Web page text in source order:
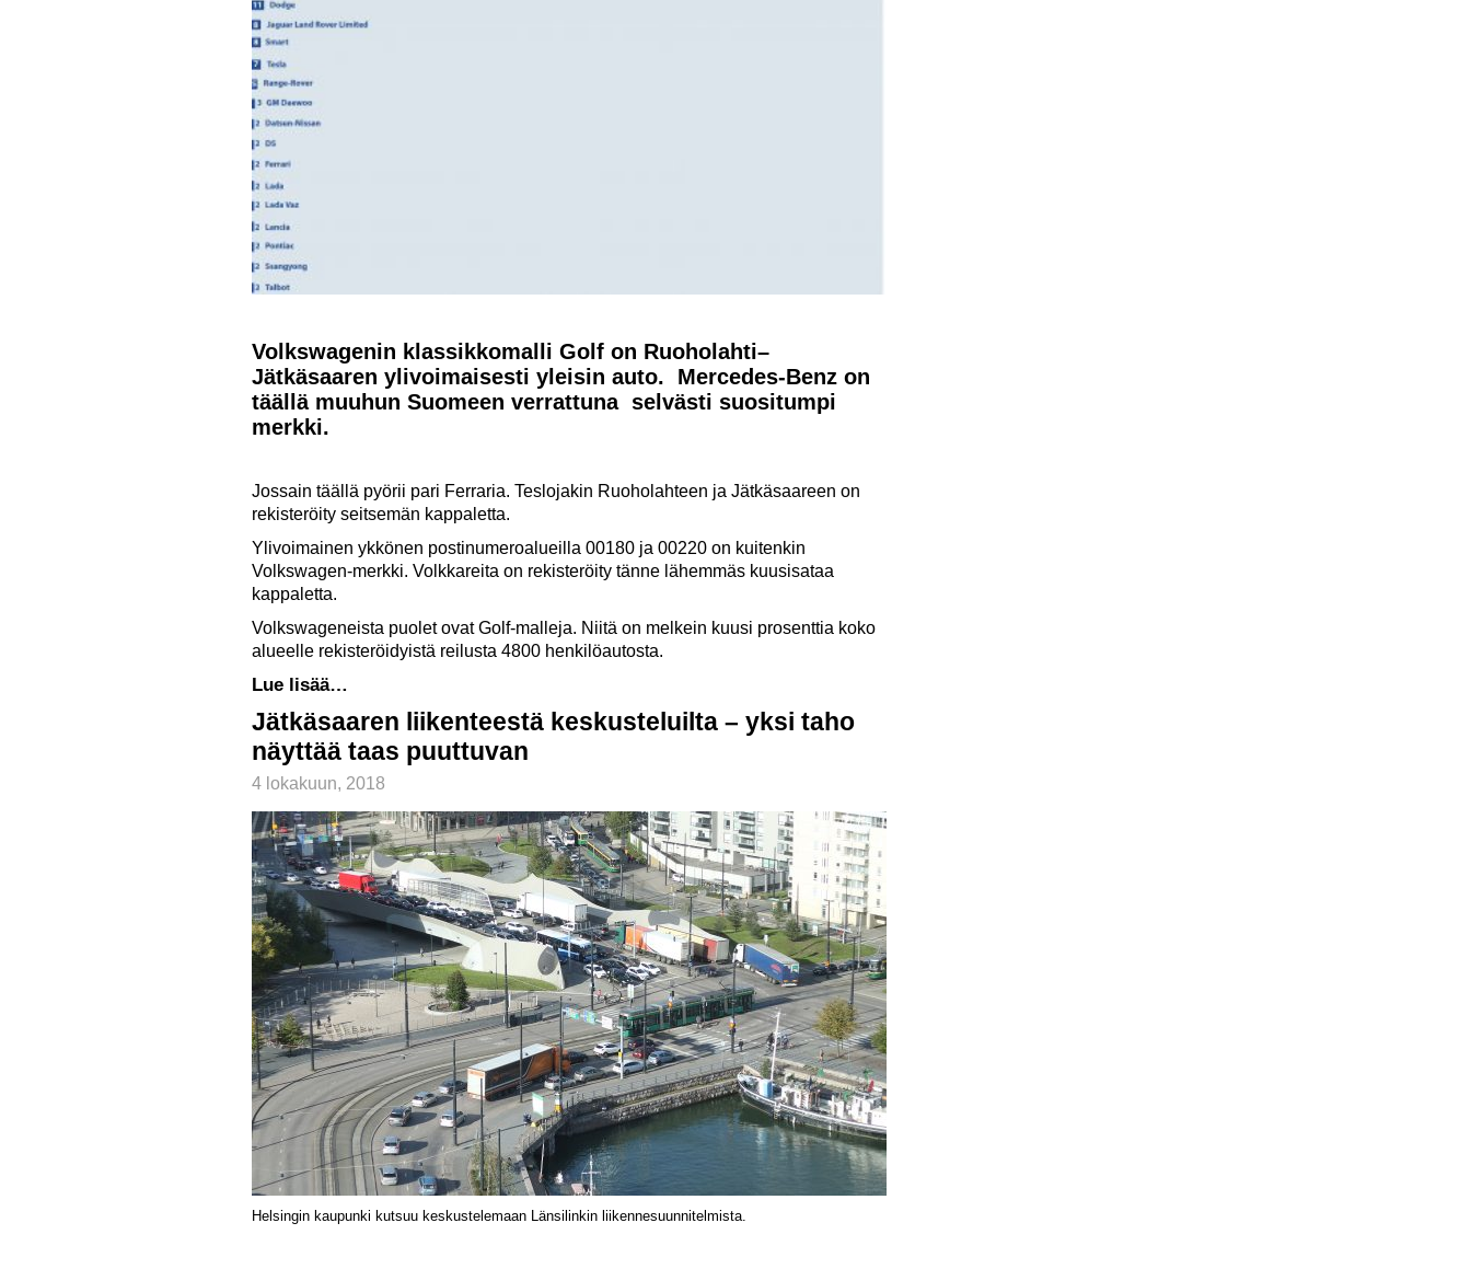
Volkswagenin klassikkomalli Golf on Ruoholahti–
Jätkäsaaren ylivoimaisesti yleisin auto. Mercedes-Benz on
täällä muuhun Suomeen verrattuna selvästi suositumpi
merkki.
Jossain täällä pyörii pari Ferraria. Teslojakin Ruoholahteen ja Jätkäsaareen on
rekisteröity seitsemän kappaletta.
Ylivoimainen ykkönen postinumeroalueilla 00180 ja 00220 on kuitenkin
Volkswagen-merkki. Volkkareita on rekisteröity tänne lähemmäs kuusisataa
kappaletta.
Volkswageneista puolet ovat Golf-malleja. Niitä on melkein kuusi prosenttia koko
alueelle rekisteröidyistä reilusta 4800 henkilöautosta.
Lue lisää…
Jätkäsaaren liikenteestä keskusteluilta – yksi taho
näyttää taas puuttuvan
4 lokakuun, 2018
Helsingin kaupunki kutsuu keskustelemaan Länsilinkin liikennesuunnitelmista.